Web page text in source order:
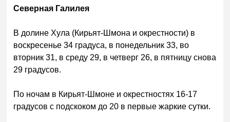
Северная Галилея
В долине Хула (Кирьят-Шмона и окрестности) в
воскресенье 34 градуса, в понедельник 33, во
вторник 31, в среду 29, в четверг 26, в пятницу снова
29 градусов.
По ночам в Кирьят-Шмоне и окрестностях 16-17
градусов с подскоком до 20 в первые жаркие сутки.